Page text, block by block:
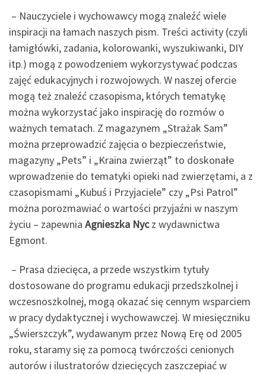
– Nauczyciele i wychowawcy mogą znaleźć wiele
inspiracji na łamach naszych pism. Treści activity (czyli
łamigłówki, zadania, kolorowanki, wyszukiwanki, DIY
itp.) mogą z powodzeniem wykorzystywać podczas
zajęć edukacyjnych i rozwojowych. W naszej ofercie
mogą też znaleźć czasopisma, których tematykę
można wykorzystać jako inspirację do rozmów o
ważnych tematach. Z magazynem „Strażak Sam”
można przeprowadzić zajęcia o bezpieczeństwie,
magazyny „Pets” i „Kraina zwierząt” to doskonałe
wprowadzenie do tematyki opieki nad zwierzętami, a z
czasopismami „Kubuś i Przyjaciele” czy „Psi Patrol”
można porozmawiać o wartości przyjaźni w naszym
życiu – zapewnia Agnieszka Nycz wydawnictwa
Egmont.
– Prasa dziecięca, a przede wszystkim tytuły
dostosowane do programu edukacji przedszkolnej i
wczesnoszkolnej, mogą okazać się cennym wsparciem
w pracy dydaktycznej i wychowawczej. W miesięczniku
„Świerszczyk”, wydawanym przez Nową Erę od 2005
roku, staramy się za pomocą twórczości cenionych
autorów i ilustratorów dziecięcych zaszczepiać w